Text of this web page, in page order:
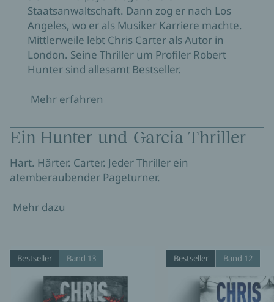
Staatsanwaltschaft. Dann zog er nach Los
Angeles, wo er als Musiker Karriere machte.
Mittlerweile lebt Chris Carter als Autor in
London. Seine Thriller um Profiler Robert
Hunter sind allesamt Bestseller.
Mehr erfahren
Ein Hunter-und-Garcia-Thriller
Hart. Härter. Carter. Jeder Thriller ein
atemberaubender Pageturner.
Mehr dazu
Bestseller Band 13 Bestseller Band 12